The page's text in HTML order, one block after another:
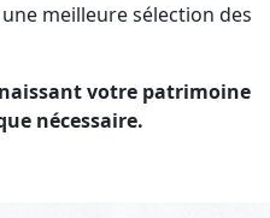
meilleure sélection des
votre patrimoine
nécessaire.